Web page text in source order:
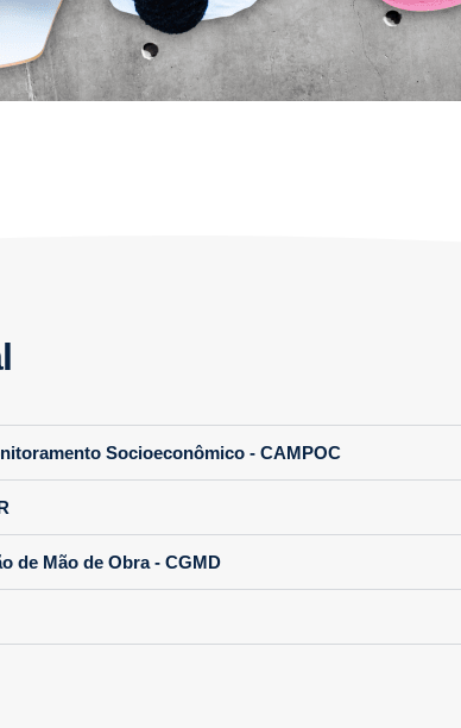
Socioeconômico - CAMPOC
de Mão de Obra - CGMD